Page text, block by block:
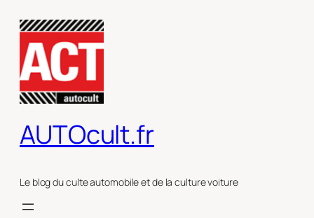
contenu
AUTOcult.fr
Le blog du culte automobile et de la culture voiture